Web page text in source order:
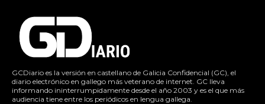
GCDiario es la versión en castellano de Galicia Confidencial (GC), el
diario electrónico en gallego más veterano de internet. GC lleva
informando ininterrumpidamente desde el año 2003 y es el que más
audiencia tiene entre los periódicos en lengua gallega.